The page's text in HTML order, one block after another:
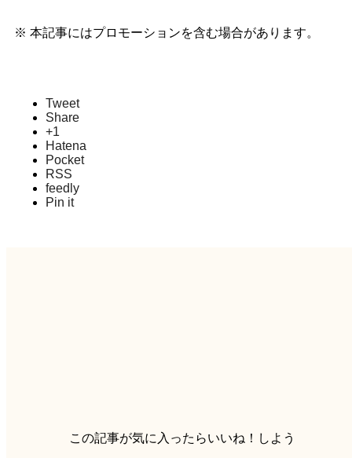
※ 本記事にはプロモーションを含む場合があります。
Tweet
Share
+1
Hatena
Pocket
RSS
feedly
Pin it
この記事が気に入ったらいいね！しよう